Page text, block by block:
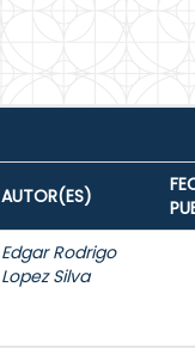
AUTOR(ES)
Edgar Rodrigo
Lopez Silva